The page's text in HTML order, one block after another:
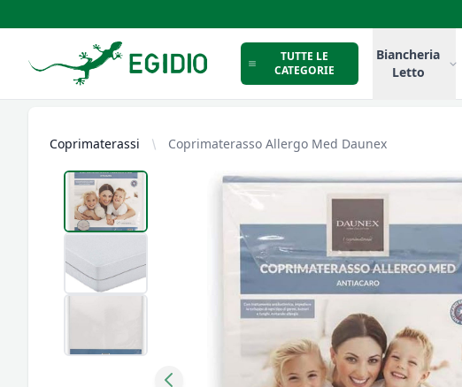
Intimo Egidio
TUTTE LE
CATEGORIE
Biancheria
Letto
Coprimaterassi Coprimaterasso Allergo Med Daunex